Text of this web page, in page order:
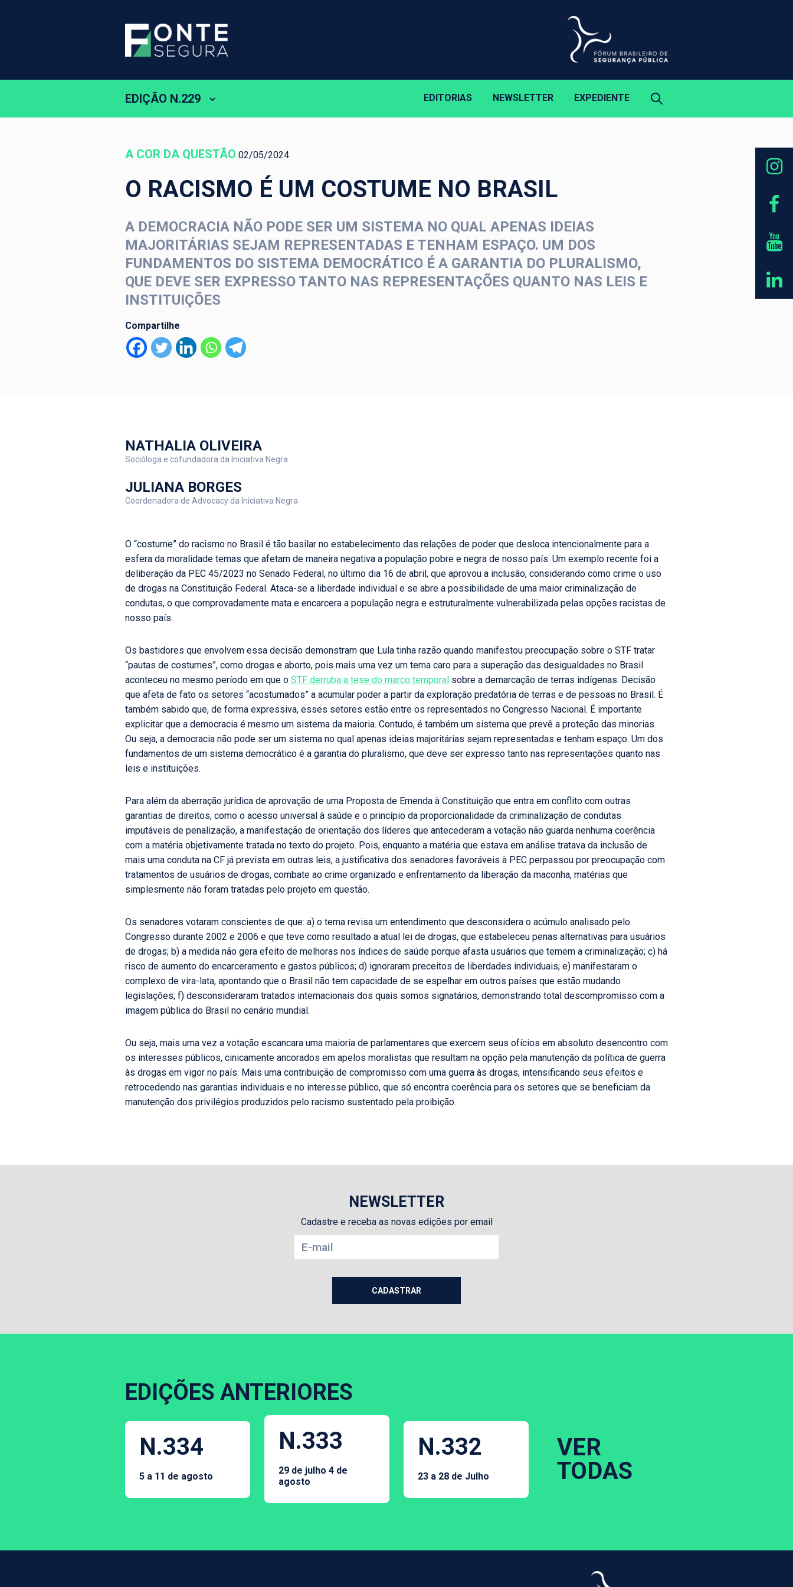
EDIÇÃO N.229 EDITORIAS NEWSLETTER EXPEDIENTE
A COR DA QUESTÃO 02/05/2024
O RACISMO É UM COSTUME NO BRASIL
A DEMOCRACIA NÃO PODE SER UM SISTEMA NO QUAL APENAS IDEIAS
MAJORITÁRIAS SEJAM REPRESENTADAS E TENHAM ESPAÇO. UM DOS
FUNDAMENTOS DO SISTEMA DEMOCRÁTICO É A GARANTIA DO PLURALISMO,
QUE DEVE SER EXPRESSO TANTO NAS REPRESENTAÇÕES QUANTO NAS LEIS E
INSTITUIÇÕES
Compartilhe
NATHALIA OLIVEIRA
Socióloga e cofundadora da Iniciativa Negra
JULIANA BORGES
Coordenadora de Advocacy da Iniciativa Negra
O “costume” do racismo no Brasil é tão basilar no estabelecimento das relações de poder que desloca intencionalmente para a
esfera da moralidade temas que afetam de maneira negativa a população pobre e negra de nosso país. Um exemplo recente foi a
deliberação da PEC 45/2023 no Senado Federal, no último dia 16 de abril, que aprovou a inclusão, considerando como crime o uso
de drogas na Constituição Federal. Ataca-se a liberdade individual e se abre a possibilidade de uma maior criminalização de
condutas, o que comprovadamente mata e encarcera a população negra e estruturalmente vulnerabilizada pelas opções racistas de
nosso país.
Os bastidores que envolvem essa decisão demonstram que Lula tinha razão quando manifestou preocupação sobre o STF tratar
“pautas de costumes”, como drogas e aborto, pois mais uma vez um tema caro para a superação das desigualdades no Brasil
aconteceu no mesmo período em que o STF derruba a tese do marco temporal sobre a demarcação de terras indígenas. Decisão
que afeta de fato os setores “acostumados” a acumular poder a partir da exploração predatória de terras e de pessoas no Brasil. É
também sabido que, de forma expressiva, esses setores estão entre os representados no Congresso Nacional. É importante
explicitar que a democracia é mesmo um sistema da maioria. Contudo, é também um sistema que prevê a proteção das minorias.
Ou seja, a democracia não pode ser um sistema no qual apenas ideias majoritárias sejam representadas e tenham espaço. Um dos
fundamentos de um sistema democrático é a garantia do pluralismo, que deve ser expresso tanto nas representações quanto nas
leis e instituições.
Para além da aberração jurídica de aprovação de uma Proposta de Emenda à Constituição que entra em conflito com outras
garantias de direitos, como o acesso universal à saúde e o princípio da proporcionalidade da criminalização de condutas
imputáveis de penalização, a manifestação de orientação dos líderes que antecederam a votação não guarda nenhuma coerência
com a matéria objetivamente tratada no texto do projeto. Pois, enquanto a matéria que estava em análise tratava da inclusão de
mais uma conduta na CF já prevista em outras leis, a justificativa dos senadores favoráveis à PEC perpassou por preocupação com
tratamentos de usuários de drogas, combate ao crime organizado e enfrentamento da liberação da maconha, matérias que
simplesmente não foram tratadas pelo projeto em questão.
Os senadores votaram conscientes de que: a) o tema revisa um entendimento que desconsidera o acúmulo analisado pelo
Congresso durante 2002 e 2006 e que teve como resultado a atual lei de drogas, que estabeleceu penas alternativas para usuários
de drogas; b) a medida não gera efeito de melhoras nos índices de saúde porque afasta usuários que temem a criminalização; c) há
risco de aumento do encarceramento e gastos públicos; d) ignoraram preceitos de liberdades individuais; e) manifestaram o
complexo de vira-lata, apontando que o Brasil não tem capacidade de se espelhar em outros países que estão mudando
legislações; f) desconsideraram tratados internacionais dos quais somos signatários, demonstrando total descompromisso com a
imagem pública do Brasil no cenário mundial.
Ou seja, mais uma vez a votação escancara uma maioria de parlamentares que exercem seus ofícios em absoluto desencontro com
os interesses públicos, cinicamente ancorados em apelos moralistas que resultam na opção pela manutenção da política de guerra
às drogas em vigor no país. Mais uma contribuição de compromisso com uma guerra às drogas, intensificando seus efeitos e
retrocedendo nas garantias individuais e no interesse público, que só encontra coerência para os setores que se beneficiam da
manutenção dos privilégios produzidos pelo racismo sustentado pela proibição.
NEWSLETTER
Cadastre e receba as novas edições por email
EDIÇÕES ANTERIORES
N.334
5 a 11 de agosto
N.333
29 de julho 4 de
agosto
N.332
23 a 28 de Julho
VER
TODAS